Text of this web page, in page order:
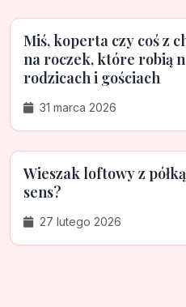
Miś, koperta czy coś z
na roczek, które robią
rodzicach i gościach
31 marca 2026
Wieszak loftowy z
sens?
27 lutego 2026